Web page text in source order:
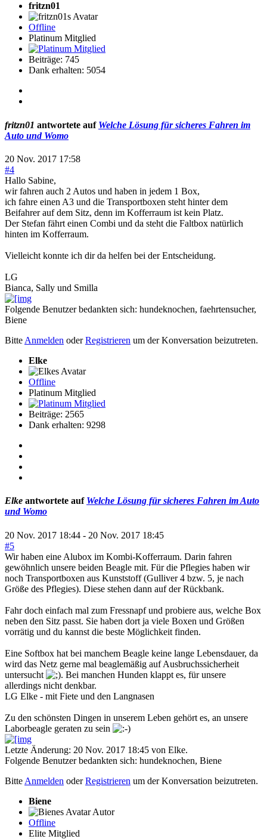
fritzn01
Offline
Platinum Mitglied
Beiträge: 745
Dank erhalten: 5054
fritzn01 antwortete auf Welche Lösung für sicheres Fahren im
Auto und Womo
20 Nov. 2017 17:58
#4
Hallo Sabine,
wir fahren auch 2 Autos und haben in jedem 1 Box,
ich fahre einen A3 und die Transportboxen steht hinter dem
Beifahrer auf dem Sitz, denn im Kofferraum ist kein Platz.
Der Stefan fährt einen Combi und da steht die Faltbox natürlich
hinten im Kofferraum.
Vielleicht konnte ich dir da helfen bei der Entscheidung.
LG
Bianca, Sally und Smilla
Folgende Benutzer bedankten sich: hundeknochen, faehrtensucher,
Biene
Bitte Anmelden oderRegistrieren um der Konversation beizutreten.
Elke
Offline
Platinum Mitglied
Beiträge: 2565
Dank erhalten: 9298
Elke antwortete auf Welche Lösung für sicheres Fahren im Auto
und Womo
20 Nov. 2017 18:44 - 20 Nov. 2017 18:45
#5
Wir haben eine Alubox im Kombi-Kofferraum. Darin fahren
gewöhnlich unsere beiden Beagle mit. Für die Pflegies haben wir
noch Transportboxen aus Kunststoff (Gulliver 4 bzw. 5, je nach
Größe des Pflegies). Diese stehen dann auf der Rückbank.
Fahr doch einfach mal zum Fressnapf und probiere aus, welche Box
neben den Sitz passt. Sie haben dort ja viele Boxen und Größen
vorrätig und du kannst die beste Möglichkeit finden.
Eine Softbox hat bei manchem Beagle keine lange Lebensdauer, da
wird das Netz gerne mal beaglemäßig auf Ausbruchssicherheit
untersucht
. Bei manchen Hunden klappt es, für unsere
allerdings nicht denkbar.
LG Elke - mit Fiete und den Langnasen
Zu den schönsten Dingen in unserem Leben gehört es, an unsere
Laborbeagle geraten zu sein
Letzte Änderung: 20 Nov. 2017 18:45 von Elke.
Folgende Benutzer bedankten sich: hundeknochen, Biene
Bitte Anmelden oderRegistrieren um der Konversation beizutreten.
Biene
Autor
Offline
Elite Mitglied